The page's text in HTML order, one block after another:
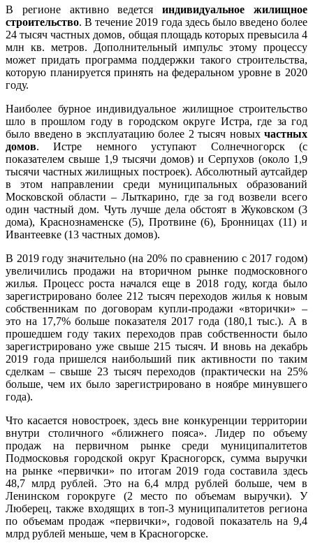
В регионе активно ведетсяиндивидуальное жилищное
строительство. В течение 2019 года здесь было введено более
24 тысяч частных домов, общая площадь которых превысила 4
млн кв. метров. Дополнительный импульс этому процессу
может придать программа поддержки такого строительства,
которую планируется принять на федеральном уровне в 2020
году.
Наиболее бурное индивидуальное жилищное строительство
шло в прошлом году в городском округе Истра, где за год
было введено в эксплуатацию более 2 тысяч новых частных
домов. Истре немного уступают Солнечногорск (с
показателем свыше 1,9 тысячи домов) и Серпухов (около 1,9
тысячи частных жилищных построек). Абсолютный аутсайдер
в этом направлении среди муниципальных образований
Московской области – Лыткарино, где за год возвели всего
один частный дом. Чуть лучше дела обстоят в Жуковском (3
дома), Краснознаменске (5), Протвине (6), Бронницах (11) и
Ивантеевке (13 частных домов).
В 2019 году значительно (на 20% по сравнению с 2017 годом)
увеличились продажи на вторичном рынке подмосковного
жилья. Процесс роста начался еще в 2018 году, когда было
зарегистрировано более 212 тысяч переходов жилья к новым
собственникам по договорам купли-продажи «вторички» –
это на 17,7% больше показателя 2017 года (180,1 тыс.). А в
прошедшем году таких переходов прав собственности было
зарегистрировано уже свыше 215 тысяч. И вновь на декабрь
2019 года пришелся наибольший пик активности по таким
сделкам – свыше 23 тысяч переходов (практически на 25%
больше, чем их было зарегистрировано в ноябре минувшего
года).
Что касается новостроек, здесь вне конкуренции территории
внутри столичного «ближнего пояса». Лидер по объему
продаж на первичном рынке среди муниципалитетов
Подмосковья городской округ Красногорск, сумма выручки
на рынке «первички» по итогам 2019 года составила здесь
48,7 млрд рублей. Это на 6,4 млрд рублей больше, чем в
Ленинском горокруге (2 место по объемам выручки). У
Люберец, также входящих в топ-3 муниципалитетов региона
по объемам продаж «первички», годовой показатель на 9,4
млрд рублей меньше, чем в Красногорске.